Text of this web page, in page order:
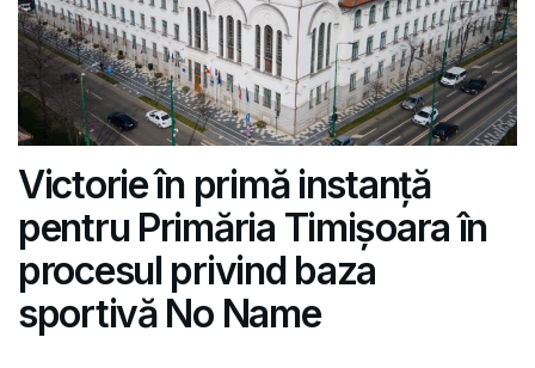
Victorie în primă instanță
pentru Primăria Timișoara în
procesul privind baza
sportivă No Name